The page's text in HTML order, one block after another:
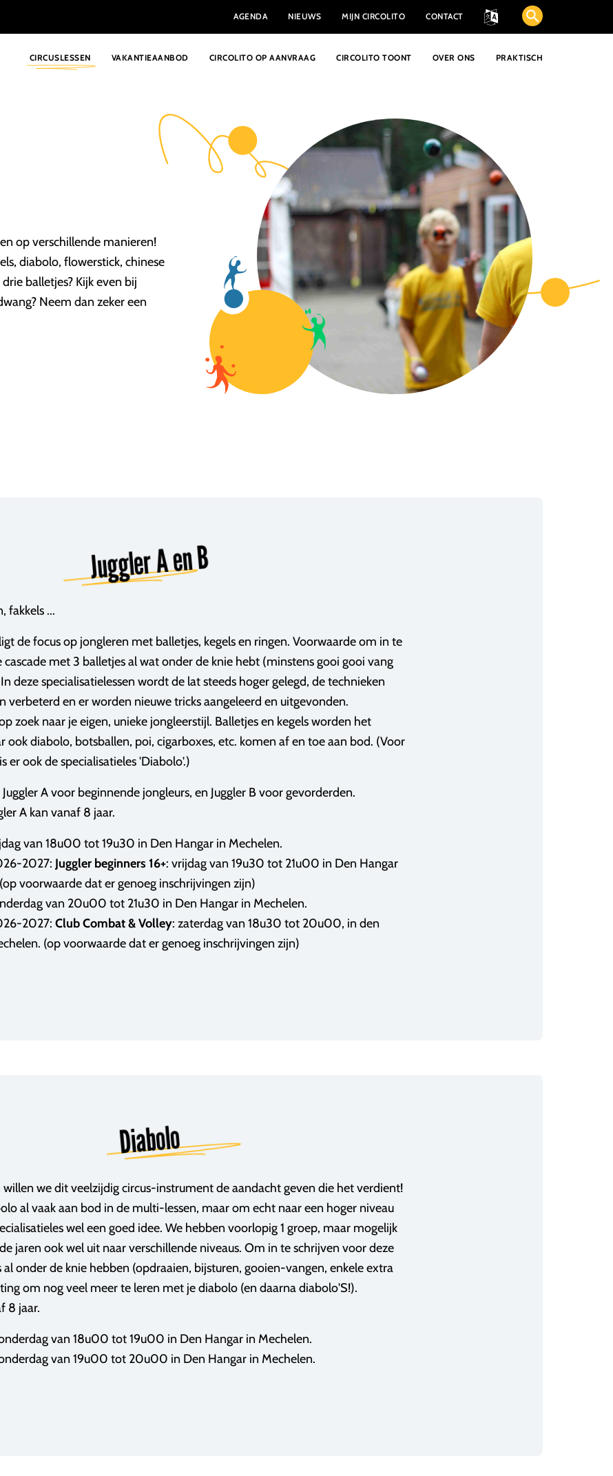
AGENDA NIEUWS MIJN CIRCOLITO CONTACT
CIRCUSLESSEN VAKANTIEAANBOD CIRCOLITO OP AANVRAAG CIRCOLITO TOONT OVER ONS PRAKTISCH
op verschillende manieren!
diabolo, flowerstick, chinese
balletjes? Kijk even bij
Neem dan zeker een
Juggler A en B
fakkels ...
de focus op jongleren met balletjes, kegels en ringen. Voorwaarde om in te
cascade met 3 balletjes al wat onder de knie hebt (minstens gooi gooi vang
In deze specialisatielessen wordt de lat steeds hoger gelegd, de technieken
verbeterd en er worden nieuwe tricks aangeleerd en uitgevonden.
zoek naar je eigen, unieke jongleerstijl. Balletjes en kegels worden het
ook diabolo, botsballen, poi, cigarboxes, etc. komen af en toe aan bod. (Voor
er ook de specialisatieles 'Diabolo'.)
A voor beginnende jongleurs, en Juggler B voor gevorderden.
A kan vanaf 8 jaar.
van 18u00 tot 19u30 in Den Hangar in Mechelen.
2027: Juggler beginners 16+: vrijdag van 19u30 tot 21u00 in Den Hangar
voorwaarde dat er genoeg inschrijvingen zijn)
van 20u00 tot 21u30 in Den Hangar in Mechelen.
2027: Club Combat & Volley: zaterdag van 18u30 tot 20u00, in den
(op voorwaarde dat er genoeg inschrijvingen zijn)
Diabolo
we dit veelzijdig circus-instrument de aandacht geven die het verdient!
al vaak aan bod in de multi-lessen, maar om echt naar een hoger niveau
wel een goed idee. We hebben voorlopig 1 groep, maar mogelijk
jaren ook wel uit naar verschillende niveaus. Om in te schrijven voor deze
al onder de knie hebben (opdraaien, bijsturen, gooien-vangen, enkele extra
om nog veel meer te leren met je diabolo (en daarna diabolo'S!).
8 jaar.
van 18u00 tot 19u00 in Den Hangar in Mechelen.
van 19u00 tot 20u00 in Den Hangar in Mechelen.